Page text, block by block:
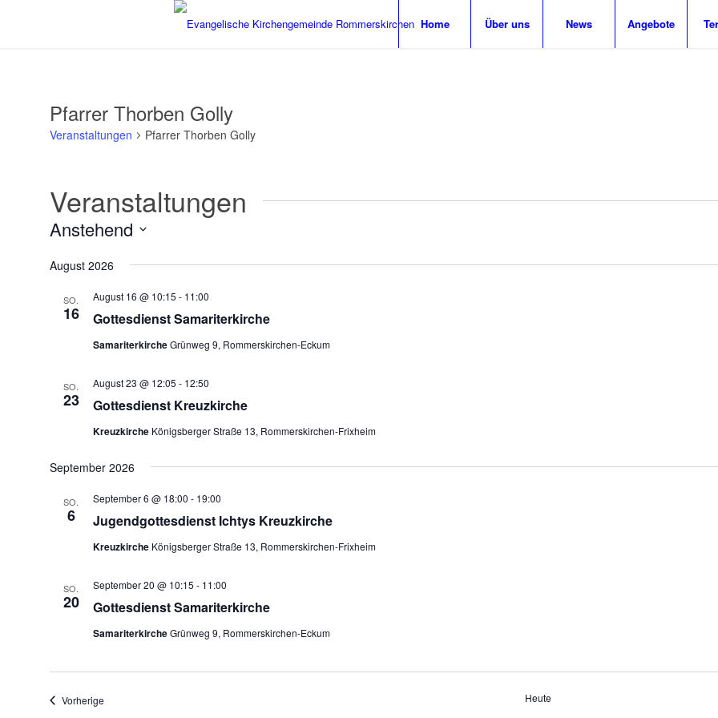
Home Über uns News Angebote
Pfarrer Thorben Golly
Veranstaltungen Pfarrer Thorben Golly
Veranstaltungen
Anstehend
wählen.
August 2026
SO.
16 Gottesdienst Samariterkirche
August 16 @ 10:15 - 11:00
SamariterkircheGrünweg 9, Rommerskirchen-Eckum
SO.
23 Gottesdienst Kreuzkirche
August 23 @ 12:05 - 12:50
Kreuzkirche Königsberger Straße 13, Rommerskirchen-Frixheim
September 2026
SO.
6 Jugendgottesdienst Ichtys Kreuzkirche
September 6 @ 18:00 - 19:00
Kreuzkirche Königsberger Straße 13, Rommerskirchen-Frixheim
SO.
20 Gottesdienst Samariterkirche
September 20 @ 10:15 - 11:00
SamariterkircheGrünweg 9, Rommerskirchen-Eckum
VorherigeVeranstaltungen Heute